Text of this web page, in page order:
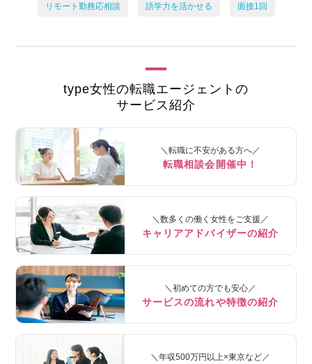
リモート勤務応相談 語学力を活かせる 面接1回
type女性の転職エージェントの
サービス紹介
＼転職に不安がある方へ／
転職相談会開催中！
＼数多くの働く女性をご支援／
キャリアアドバイザーの紹介
＼初めての方でも安心／
サービスの流れや特徴の紹介
＼年収500万円以上×東京など／